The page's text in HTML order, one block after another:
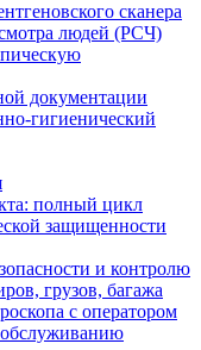
сканера
людей (РСЧ)
документации
гигиенический
полный цикл
защищенности
и контролю
грузов, багажа
с оператором